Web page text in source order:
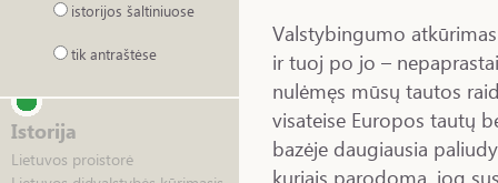
istorijos šaltiniuose
tik antraštėse
Istorija
Lietuvos proistorė
Valstybingumo
ir tuoj po jo –
nulėmęs mūsų tautos
visateise Europos tautų
bazėje daugiausia
kuriais parodoma, jog